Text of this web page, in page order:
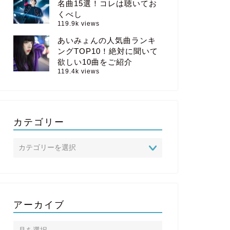
名曲15選！コレは聴いてお
くべし
119.9k views
あいみょんの人気曲ランキ
ングTOP10！絶対に聞いて
欲しい10曲をご紹介
119.4k views
カテゴリー
アーカイブ